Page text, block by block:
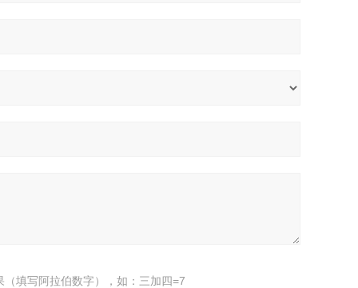
（填写阿拉伯数字），如：三加四=7